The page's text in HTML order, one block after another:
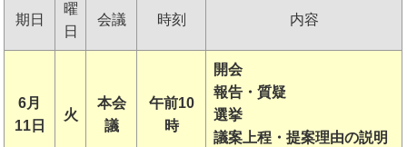
期日
曜
日
会議 時刻 内容
6月
11日
火
本会
議
午前10
時
開会
報告・質疑
選挙
議案上程・提案理由の説明